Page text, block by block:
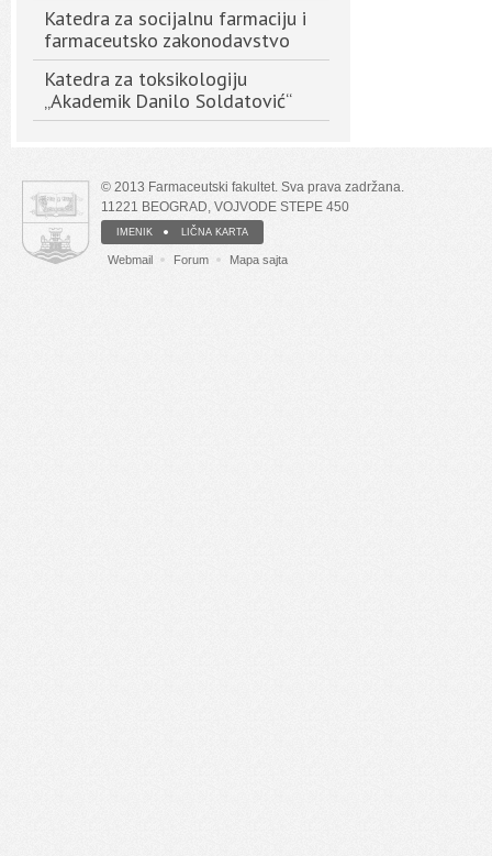
Katedra za socijalnu farmaciju i
farmaceutsko zakonodavstvo
Katedra za toksikologiju
„Akademik Danilo Soldatović“
© 2013 Farmaceutski fakultet. Sva prava zadržana.
11221 BEOGRAD, VOJVODE STEPE 450
IMENIK LIČNA KARTA
Webmail Forum Mapa sajta